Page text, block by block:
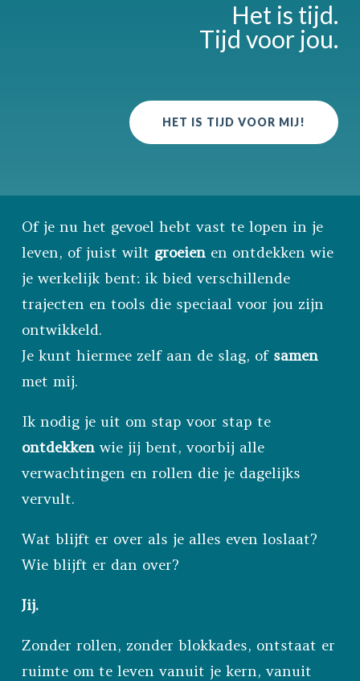
Het is tijd.
Tijd voor jou.
HET IS TIJD VOOR MIJ!
Of je nu het gevoel hebt vast te lopen in je
leven, of juist wilt groeienen ontdekken wie
je werkelijk bent: ik bied verschillende
trajecten en tools die speciaal voor jou zijn
ontwikkeld.
Je kunt hiermee zelf aan de slag, of samen
met mij.
Ik nodig je uit om stap voor stap te
ontdekkenwie jij bent, voorbij alle
verwachtingen en rollen die je dagelijks
vervult.
Wat blijft er over als je alles even loslaat?
Wie blijft er dan over?
Jij.
Zonder rollen, zonder blokkades, ontstaat er
ruimte om te leven vanuit je kern, vanuit